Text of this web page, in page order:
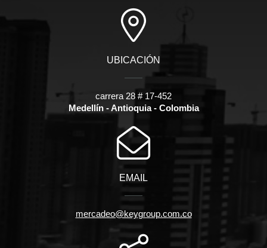
UBICACIÓN
carrera 28 # 17-452
Medellín - Antioquia - Colombia
EMAIL
mercadeo@keygroup.com.co